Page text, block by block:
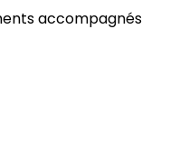
accompagnés